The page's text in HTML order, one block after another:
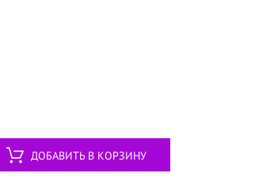
ДОБАВИТЬ В КОРЗИНУ